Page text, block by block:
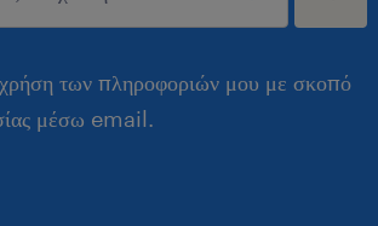
των πληροφοριών μου με σκοπό
μέσω email.